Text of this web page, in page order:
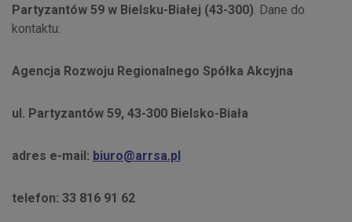
Partyzantów 59 w Bielsku-Białej (43-300). Dane do
kontaktu:
Agencja Rozwoju Regionalnego Spółka Akcyjna
ul. Partyzantów 59, 43-300 Bielsko-Biała
adres e-mail: biuro@arrsa.pl
telefon: 33 816 91 62